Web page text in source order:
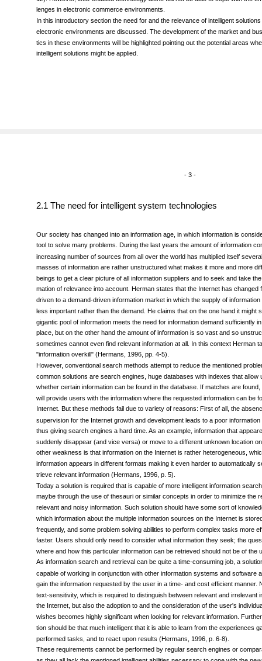
12). However, web-enabled technology alone will not be able to cope with the
lenges in electronic commerce environments.
In this introductory section the need for and the relevance of intelligent
electronic environments are discussed. The development of the market and
tics in these environments will be highlighted pointing out the potential areas
Our society has changed into an information age, in which information is
tool to solve many problems. During the last years the amount of information
increasing number of sources from all over the world has multiplied itself
masses of information are rather unstructured what makes it more and more
beings to get a clear picture of all information suppliers and to seek and take
mation of relevance into account. Herman states that the Internet has changed
driven to a demand-driven information market in which the supply of
less important rather than the demand. He claims that on the one hand it might
gigantic pool of information meets the need for information demand sufficiently
place, but on the other hand the amount of information is so vast and so
sometimes cannot even find relevant information at all. In this context Herman
"information overkill" (Hermans, 1996, pp. 4-5).
However, conventional search methods attempt to reduce the mentioned
common solutions are search engines, huge databases with indexes that allow
whether certain information can be found in the database. If matches are
will provide users with the information where the requested information can be
Internet. But these methods fail due to variety of reasons: First of all, the
supervision for the Internet growth and development leads to a poor
thus giving search engines a hard time. As an example, information that
suddenly disappear (and vice versa) or move to a different unknown location
other weakness is that information on the Internet is rather heterogeneous,
information appears in different formats making it even harder to automatically
trieve relevant information (Hermans, 1996, p. 5).
Today a solution is required that is capable of more intelligent information
maybe through the use of thesauri or similar concepts in order to minimize the
relevant and noisy information. Such solution should have some sort of
which information about the multiple information sources on the Internet is
frequently, and some problem solving abilities to perform complex tasks more
faster. Users should only need to consider what information they seek; the
where and how this particular information can be retrieved should not be of the
As information search and retrieval can be quite a time-consuming job, a
capable of working in conjunction with other information systems and software
gain the information requested by the user in a time- and cost efficient manner.
text-sensitivity, which is required to distinguish between relevant and irrelevant
the Internet, but also the adoption to and the consideration of the user's
wishes becomes highly significant when looking for relevant information.
tion should be that much intelligent that it is able to learn from the experiences
performed tasks, and to react upon results (Hermans, 1996, p. 6-8).